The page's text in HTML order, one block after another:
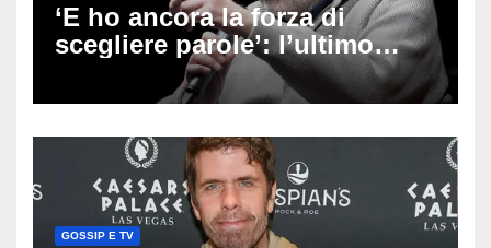
‘E ho ancora la forza di
scegliere parole’: l’ultimo
viaggio di Francesco Guccini,
i fan in pellegrinaggio a
GOSSIP E TV